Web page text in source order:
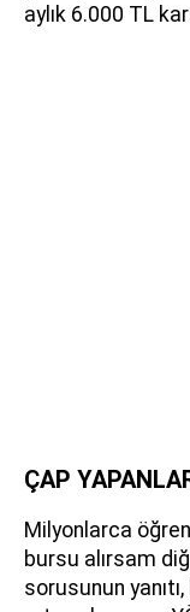
aylık 6.000 TL
ÇAP
Milyonlarca
bursu alırsam
sorusunun